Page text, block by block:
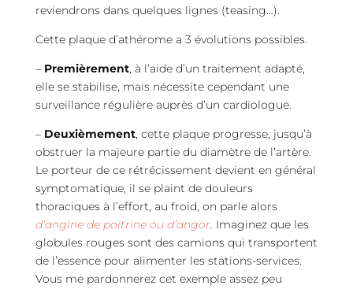
reviendrons dans quelques lignes (teasing…).
Cette plaque d’athérome a 3 évolutions possibles.
– Premièrement, à l’aide d’un traitement adapté,
elle se stabilise, mais nécessite cependant une
surveillance régulière auprès d’un cardiologue.
– Deuxièmement, cette plaque progresse, jusqu’à
obstruer la majeure partie du diamètre de l’artère.
Le porteur de ce rétrécissement devient en général
symptomatique, il se plaint de douleurs
thoraciques à l’effort, au froid, on parle alors
d’angine de poitrine ou d’angor. Imaginez que les
globules rouges sont des camions qui transportent
de l’essence pour alimenter les stations-services.
Vous me pardonnerez cet exemple assez peu